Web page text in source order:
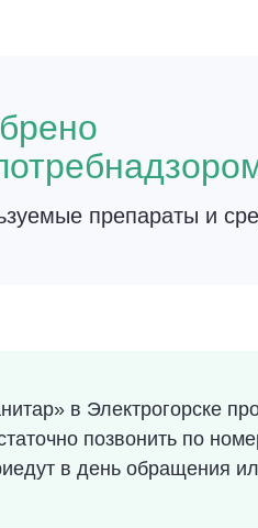
препараты и
в Электрогорске
позвонить по
в день обращения